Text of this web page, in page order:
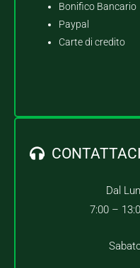
Bonifico Bancario
Paypal
Carte di credito
CONTATTACI
Dal
7:00 –